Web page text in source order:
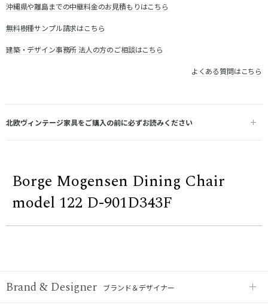
沖縄県や離島までの中継料金のお見積もりはこちら
無料樹種サンプル請求はこちら
建築・デザイン事務所 法人の方のご相談はこちら
よくある質問はこちら
北欧ヴィンテージ家具をご購入の前に必ずお読みください
Borge Mogensen Dining Chair
model 122 D-901D343F
Brand & Designer ブランド＆デザイナー